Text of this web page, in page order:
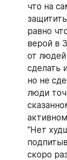
что на
равно
верой в
от
сделать
но не
люди
“Нет
скоро